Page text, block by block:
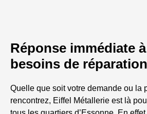
Réponse immédiate
besoins de réparation
Quelle que soit votre demande ou la
rencontrez, Eiffel Métallerie est là